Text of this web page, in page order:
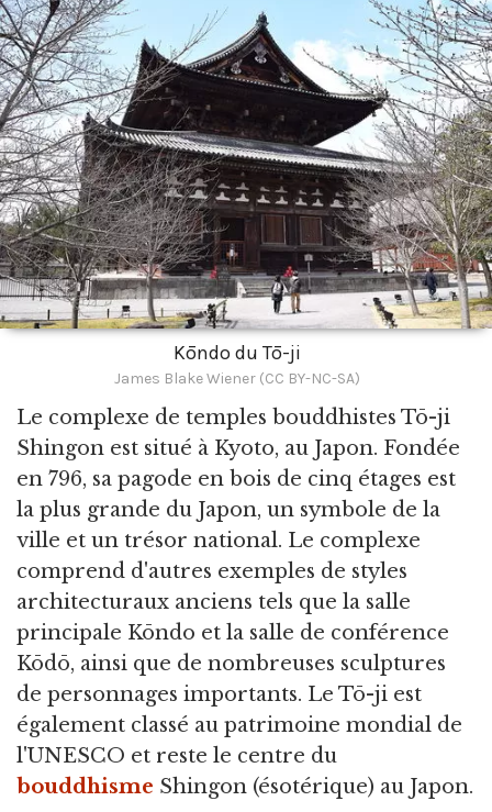
Kōndo du Tō-ji
James Blake Wiener (CC BY-NC-SA)
Le complexe de temples bouddhistes Tō-ji
Shingon est situé à Kyoto, au Japon. Fondée
en 796, sa pagode en bois de cinq étages est
la plus grande du Japon, un symbole de la
ville et un trésor national. Le complexe
comprend d'autres exemples de styles
architecturaux anciens tels que la salle
principale Kōndo et la salle de conférence
Kōdō, ainsi que de nombreuses sculptures
de personnages importants. Le Tō-ji est
également classé au patrimoine mondial de
l'UNESCO et reste le centre du
bouddhisme Shingon (ésotérique) au Japon.